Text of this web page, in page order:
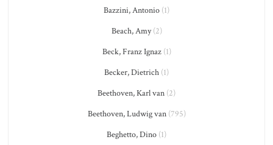
Bazzini, Antonio (1)
Beach, Amy(2)
Beck, Franz Ignaz(1)
Becker, Dietrich (1)
Beethoven, Karl van (2)
Beethoven, Ludwig van(795)
Beghetto, Dino (1)